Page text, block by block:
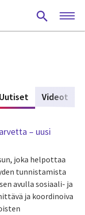
Uutiset (active tab)
Videot
– uusi
joka helpottaa
tunnistamista
avulla sosiaali- ja
ja koordinoiva